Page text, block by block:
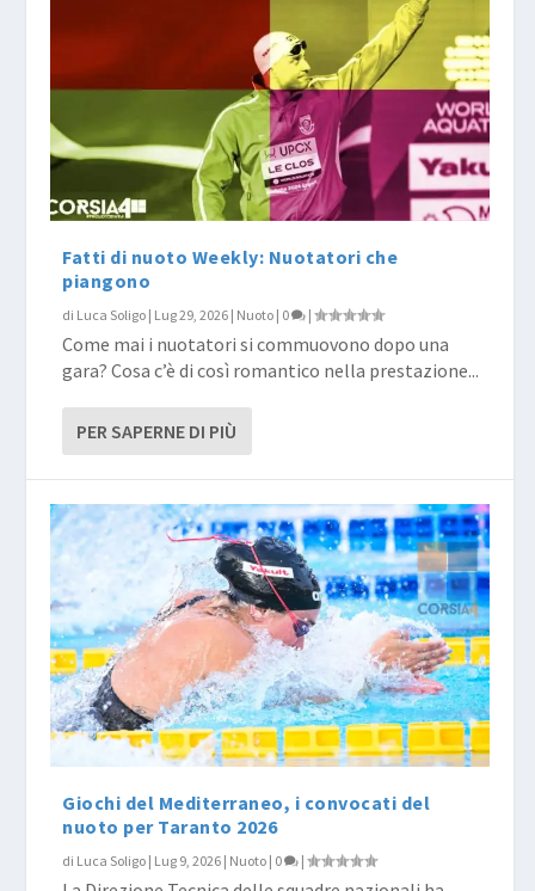
Fatti di nuoto Weekly: Nuotatori che
piangono
di Luca Soligo | Lug 29, 2026 | Nuoto | 0 |
Come mai i nuotatori si commuovono dopo una
gara? Cosa c’è di così romantico nella prestazione...
PER SAPERNE DI PIÙ
Giochi del Mediterraneo, i convocati del
nuoto per Taranto 2026
di Luca Soligo | Lug 9, 2026 | Nuoto | 0 |